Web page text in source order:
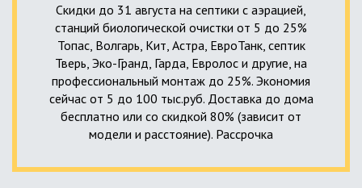
Скидки до 31 августа на септики с аэрацией,
станций биологической очистки от 5 до 25%
Топас, Волгарь, Кит, Астра, ЕвроТанк, септик
Тверь, Эко-Гранд, Гарда, Евролос и другие, на
профессиональный монтаж до 25%. Экономия
сейчас от 5 до 100 тыс.руб. Доставка до дома
бесплатно или со скидкой 80% (зависит от
модели и расстояние). Рассрочка